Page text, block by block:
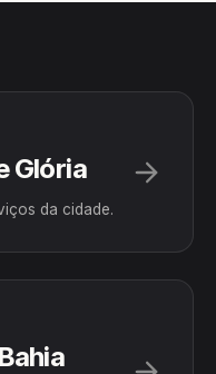
Glória
da cidade.